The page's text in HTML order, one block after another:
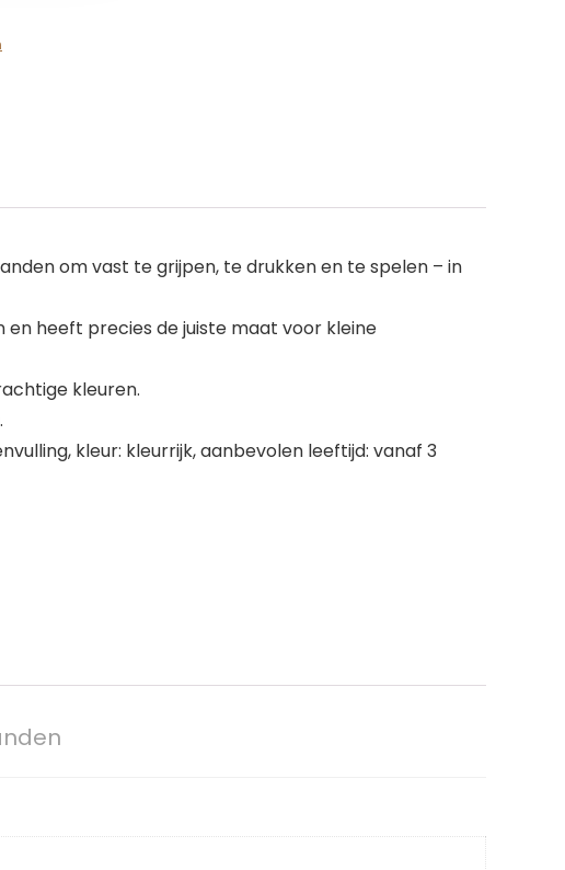
om vast te grijpen, te drukken en te spelen – in
heeft precies de juiste maat voor kleine
kleuren.
kleur: kleurrijk, aanbevolen leeftijd: vanaf 3